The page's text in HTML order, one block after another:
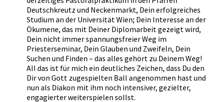
Deutschkreutz und Neckenmarkt, Dein erfolgreiches
Studium an der Universität Wien; Dein Interesse an der
Ökumene, das mit Deiner Diplomarbeit gezeigt wird,
Dein nicht immer spannungsfreier Weg im
Priesterseminar, Dein Glauben und Zweifeln, Dein
Suchen und Finden – das alles gehört zu Deinem Weg!
All das ist für mich ein deutliches Zeichen, dass Du den
Dir von Gott zugespielten Ball angenommen hast und
nun als Diakon mit ihm noch intensiver, gezielter,
engagierter weiterspielen sollst.